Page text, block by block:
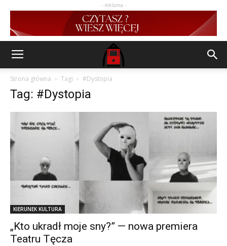
- reklama -
Strona główna Tagi #Dystopia
Tag: #Dystopia
KIERUNEK KULTURA
„Kto ukradł moje sny?” — nowa premiera
Teatru Tęcza